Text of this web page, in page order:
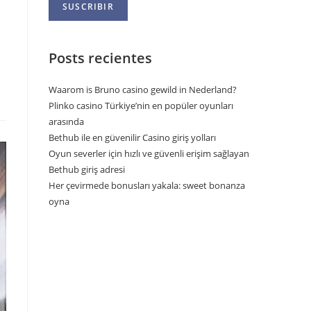
Posts recientes
Waarom is Bruno casino gewild in Nederland?
Plinko casino Türkiye’nin en popüler oyunları
arasında
Bethub ile en güvenilir Casino giriş yolları
Oyun severler için hızlı ve güvenli erişim sağlayan
Bethub giriş adresi
Her çevirmede bonusları yakala: sweet bonanza
oyna